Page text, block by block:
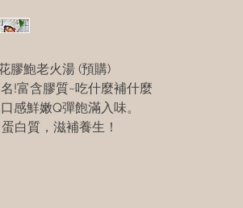
膠鮑老火湯 (預購)
!富含膠質~吃什麼補什麼
感鮮嫩Q彈飽滿入味。
白質‍，滋補養生！